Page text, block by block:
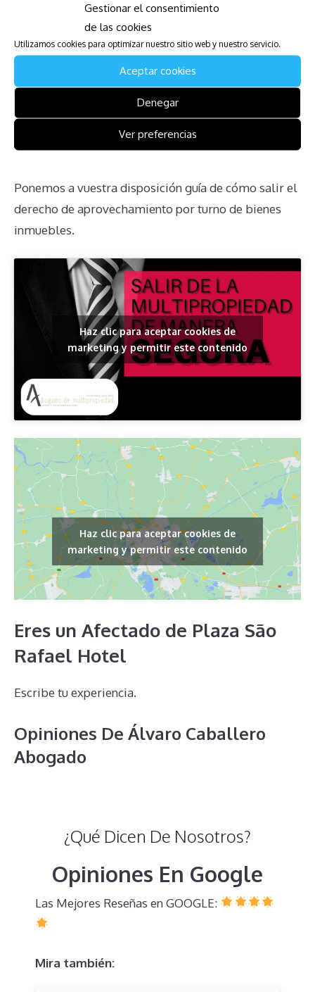
Gestionar el consentimiento
de las cookies
Utilizamos cookies para optimizar nuestro sitio web y nuestro servicio.
Aceptar cookies
Denegar
Ver preferencias
administración sólo agrava la situación. Es crucial
que los propietarios busquen asesoramiento legal y
se informen adecuadamente para navegar estos
problemas.
Descarga la Guía para Afectados
de Plaza São Rafael Hotel
Ponemos a vuestra disposición guía de cómo salir el
derecho de aprovechamiento por turno de bienes
inmuebles.
Haz clic para aceptar cookies de
marketing y permitir este contenido
Haz clic para aceptar cookies de
marketing y permitir este contenido
Eres un Afectado de Plaza São
Rafael Hotel
Escribe tu experiencia.
Opiniones De Álvaro Caballero
Abogado
¿Qué Dicen De Nosotros?
Opiniones En Google
Las Mejores Reseñas en GOOGLE:
Mira también: